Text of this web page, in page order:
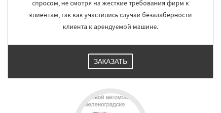
спросом, не смотря на жесткие требования фирм к
клиентам, так как участились случаи безалаберности
клиента к арендуемой машине.
ЗАКАЗАТЬ